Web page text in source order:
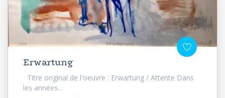
Erwartung
Titre original de l'oeuvre : Erwartung / Attente Dans
les années...